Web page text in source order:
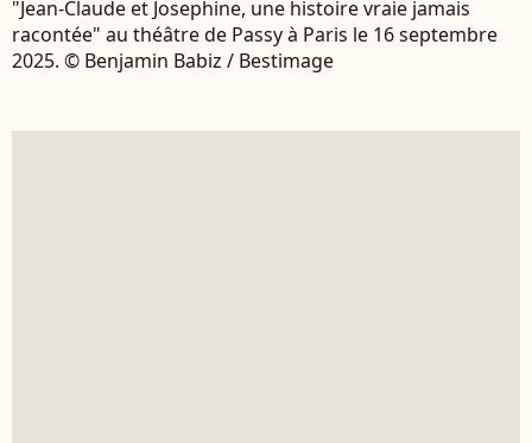
"Jean-Claude et Josephine, une histoire vraie jamais
racontée" au théâtre de Passy à Paris le 16 septembre
2025. © Benjamin Babiz / Bestimage